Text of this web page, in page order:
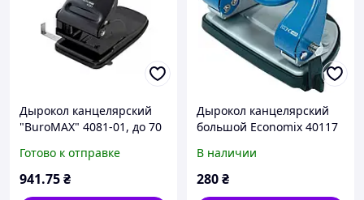
Дырокол канцелярский
"BuroMAX" 4081-01, до 70
Готово к отправке
941.75₴
Дырокол канцелярский
большой Economix 40117
В наличии
280₴